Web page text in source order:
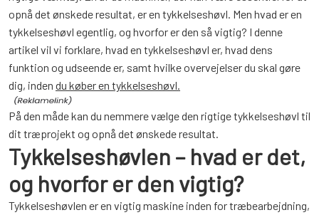
opnå det ønskede resultat, er en tykkelseshøvl. Men hvad er en
tykkelseshøvl egentlig, og hvorfor er den så vigtig? I denne
artikel vil vi forklare, hvad en tykkelseshøvl er, hvad dens
funktion og udseende er, samt hvilke overvejelser du skal gøre
dig, inden du køber en tykkelseshøvl.
På den måde kan du nemmere vælge den rigtige tykkelseshøvl til
dit træprojekt og opnå det ønskede resultat.
Tykkelseshøvlen – hvad er det,
og hvorfor er den vigtig?
Tykkelseshøvlen er en vigtig maskine inden for træbearbejdning,